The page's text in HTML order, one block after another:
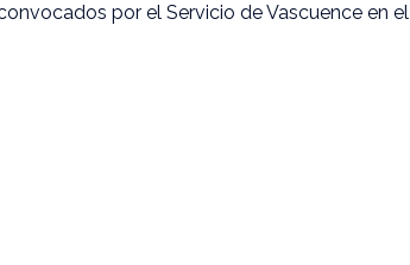
por el Servicio de Vascuence en el